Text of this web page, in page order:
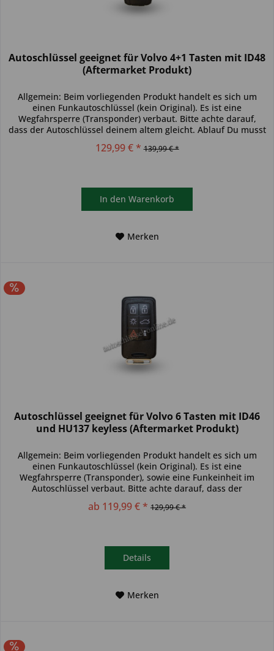
Autoschlüssel geeignet für Volvo 4+1 Tasten mit ID48
(Aftermarket Produkt)
Allgemein: Beim vorliegenden Produkt handelt es sich um
einen Funkautoschlüssel (kein Original). Es ist eine
Wegfahrsperre (Transponder) verbaut. Bitte achte darauf,
dass der Autoschlüssel deinem altem gleicht. Ablauf Du musst
129,99 € * 139,99 € *
In den Warenkorb
Merken
Autoschlüssel geeignet für Volvo 6 Tasten mit ID46
und HU137 keyless (Aftermarket Produkt)
Allgemein: Beim vorliegenden Produkt handelt es sich um
einen Funkautoschlüssel (kein Original). Es ist eine
Wegfahrsperre (Transponder), sowie eine Funkeinheit im
Autoschlüssel verbaut. Bitte achte darauf, dass der
Autoschlüssel deinem...
ab 119,99 € * 129,99 € *
Details
Merken